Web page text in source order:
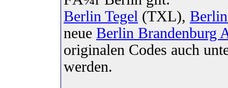
Berlin Tegel (TXL),
neue Berlin Brandenburg
originalen Codes auch
werden.